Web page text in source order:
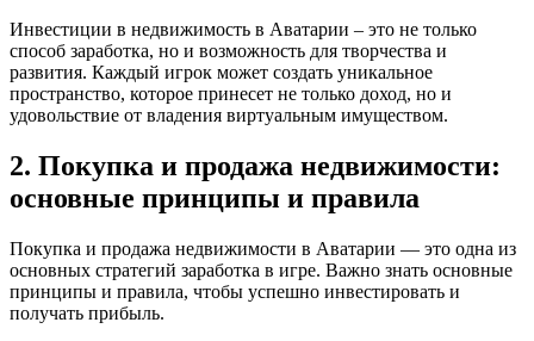
Инвестиции в недвижимость в Аватарии – это не только
способ заработка, но и возможность для творчества и
развития. Каждый игрок может создать уникальное
пространство, которое принесет не только доход, но и
удовольствие от владения виртуальным имуществом.
2. Покупка и продажа недвижимости:
основные принципы и правила
Покупка и продажа недвижимости в Аватарии — это одна из
основных стратегий заработка в игре. Важно знать основные
принципы и правила, чтобы успешно инвестировать и
получать прибыль.